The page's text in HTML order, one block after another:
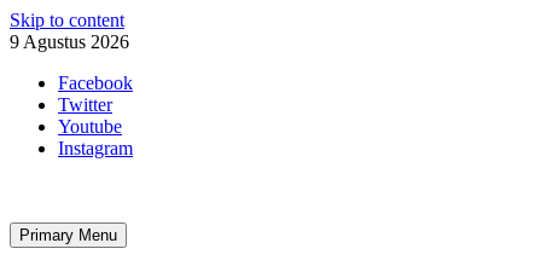
Skip to content
9 Agustus 2026
Facebook
Twitter
Youtube
Instagram
Primary Menu